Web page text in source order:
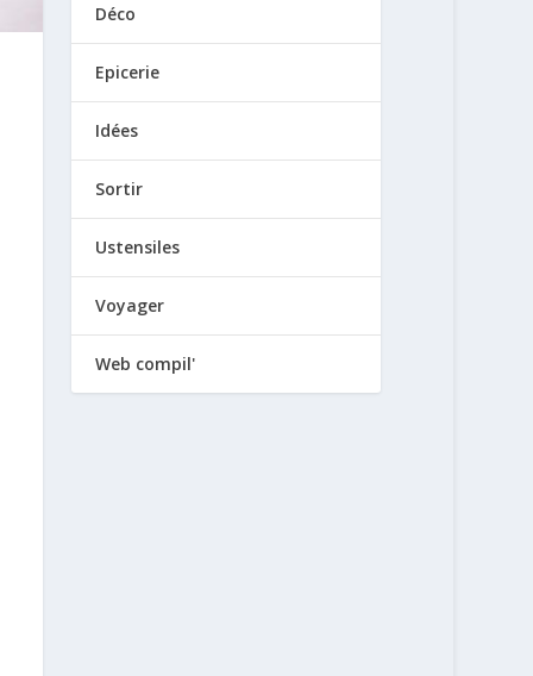
Déco
Epicerie
Idées
Sortir
Ustensiles
Voyager
Web compil'